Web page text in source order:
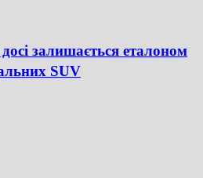
залишається еталоном
SUV